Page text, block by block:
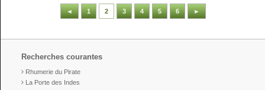
◄ 1 2 3 4 5 6 ►
Recherches courantes
Rhumerie du Pirate
La Porte des Indes